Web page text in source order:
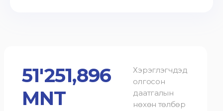
51'251,896
MNT
Хэрэглэгчдэд
олгосон
даатгалын
нөхөн төлбөр